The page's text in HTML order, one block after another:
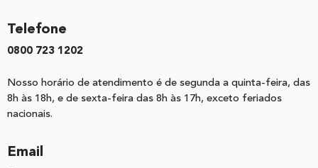
Telefone
0800 723 1202
Nosso horário de atendimento é de segunda a quinta-feira, das
8h às 18h, e de sexta-feira das 8h às 17h, exceto feriados
nacionais.
Email